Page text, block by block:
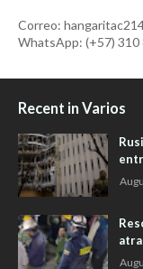
Correo:
WhatsApp: (+57) 310
Recent in Varios